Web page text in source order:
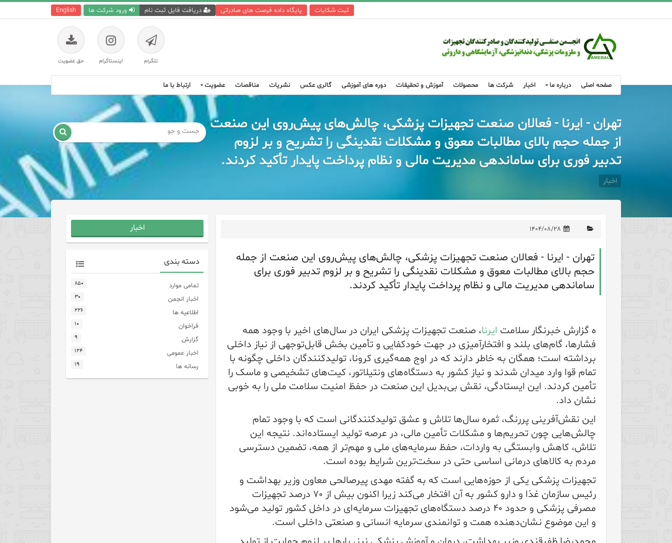
English ورود شرکت ها دریافت فایل ثبت نام پایگاه داده فرصت های صادراتی ثبت شکایات
تلگرام اینستاگرام حق عضویت
صفحه اصلی درباره ما اخبار شرکت ها محصولات آموزش و تحقیقات دوره های آموزشی گالری عکس نشریات مناقصات عضویت ارتباط با ما
تهران - ایرنا - فعالان صنعت تجهیزات پزشکی، چالش‌های پیش‌روی این صنعت
از جمله حجم بالای مطالبات معوق و مشکلات نقدینگی را تشریح و بر لزوم
تدبیر فوری برای ساماندهی مدیریت مالی و نظام پرداخت پایدار تأکید کردند.
اخبار

۱۴۰۴/۰۸/۲۸
تهران - ایرنا - فعالان صنعت تجهیزات پزشکی، چالش‌های پیش‌روی این صنعت از جمله
حجم بالای مطالبات معوق و مشکلات نقدینگی را تشریح و بر لزوم تدبیر فوری برای
ساماندهی مدیریت مالی و نظام پرداخت پایدار تأکید کردند.
ه گزارش خبرنگار سلامت ایرنا، صنعت تجهیزات پزشکی ایران در سال‌های اخیر با وجود همه
فشارها، گام‌های بلند و افتخارآمیزی در جهت خودکفایی و تأمین بخش قابل‌توجهی از نیاز داخلی
برداشته است؛ همگان به خاطر دارند که در اوج همه‌گیری کرونا، تولیدکنندگان داخلی چگونه با
تمام قوا وارد میدان شدند و نیاز کشور به دستگاه‌های ونتیلاتور، کیت‌های تشخیصی و ماسک را
تأمین کردند. این ایستادگی، نقش بی‌بدیل این صنعت در حفظ امنیت سلامت ملی را به خوبی
نشان داد.
این نقش‌آفرینی پررنگ، ثمره سال‌ها تلاش و عشق تولیدکنندگانی است که با وجود تمام
چالش‌هایی چون تحریم‌ها و مشکلات تأمین مالی، در عرصه تولید ایستاده‌اند. نتیجه این
تلاش، کاهش وابستگی به واردات، حفظ سرمایه‌های ملی و مهم‌تر از همه، تضمین دسترسی
مردم به کالاهای درمانی اساسی حتی در سخت‌ترین شرایط بوده است.
تجهیزات پزشکی یکی از حوزه‌هایی است که به گفته مهدی پیرصالحی معاون وزیر بهداشت و
رئیس سازمان غذا و دارو کشور به آن افتخار می‌کند زیرا اکنون بیش از ۷۰ درصد تجهیزات
مصرفی پزشکی و حدود ۴۰ درصد دستگاه‌های تجهیزات سرمایه‌ای در داخل کشور تولید می‌شود
و این موضوع نشان‌دهنده همت و توانمندی سرمایه انسانی و صنعتی داخلی است.
اخبار
دسته بندی
تمامی موارد ۸۵۰
اخبار انجمن ۳۰
اطلاعیه ها ۲۲۶
فراخوان ۱۰
گزارش ۹
اخبار عمومی ۱۲۴
رسانه ها ۱۹